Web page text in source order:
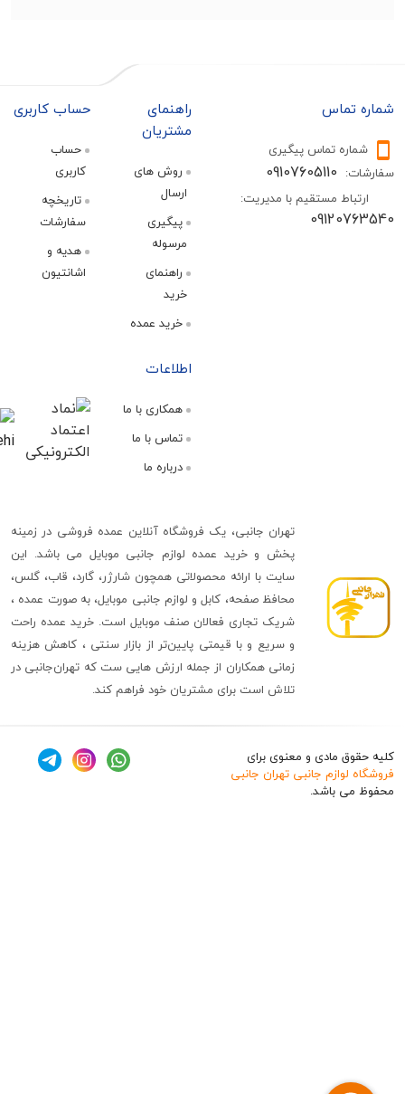
تماس پیگیری
09107605110
مستقیم با مدیریت:
روش های
خرید عمده
حساب کاربری
کاربری
همکاری با ما
تماس با ما
تهران جانبی، یک فروشگاه آنلاین عمده فروشی در زمینه
پخش و خرید عمده لوازم جانبی موبایل می باشد. این
سایت با ارائه محصولاتی همچون شارژر، گارد، قاب، گلس،
محافظ صفحه، کابل و لوازم جانبی موبایل، به صورت عمده ،
شریک تجاری فعالان صنف موبایل است. خرید عمده راحت
و سریع و با قیمتی پایین‌تر از بازار سنتی ، کاهش هزینه
زمانی همکاران از جمله ارزش هایی ست که تهران‌جانبی در
تلاش است برای مشتریان خود فراهم کند.
مادی و معنوی برای
جانبی تهران جانبی
باشد.